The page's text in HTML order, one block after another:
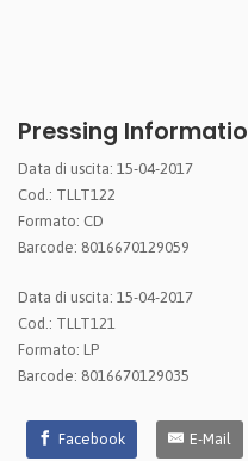
Pressing
Data di uscita: 15-04-2017
Cod.: TLLT122
Formato: CD
Barcode: 8016670129059
Data di uscita: 15-04-2017
Cod.: TLLT121
Formato: LP
Barcode: 8016670129035
Facebook E-Mail